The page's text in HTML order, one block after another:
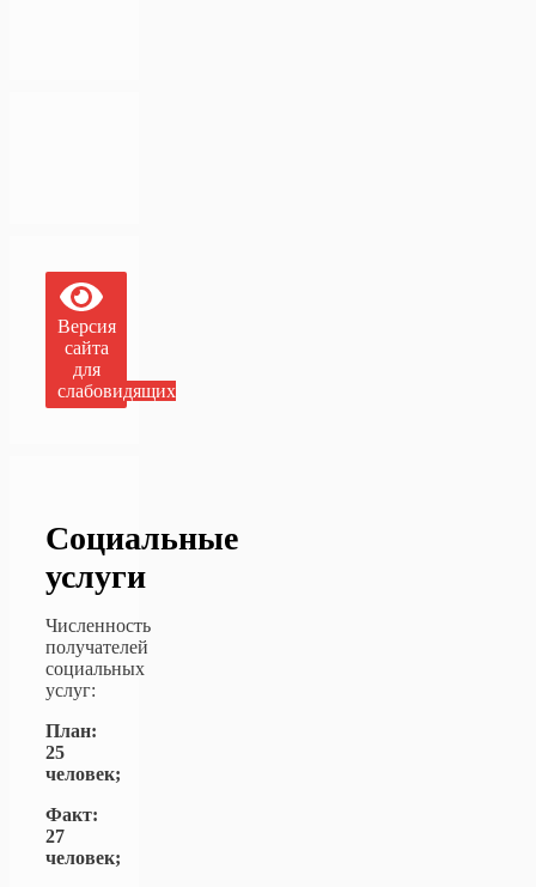
Версия
сайта
для
слабовидящих
Социальные
услуги
Численность
получателей
социальных
услуг:
План:
25
человек;
Факт:
27
человек;